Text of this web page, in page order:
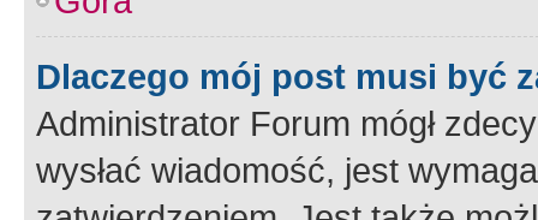
Dlaczego mój post musi być
Administrator Forum mógł
wysłać wiadomość, jest